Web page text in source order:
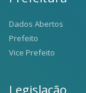
Dados Abertos
Prefeito
Vice Prefeito
Legislação